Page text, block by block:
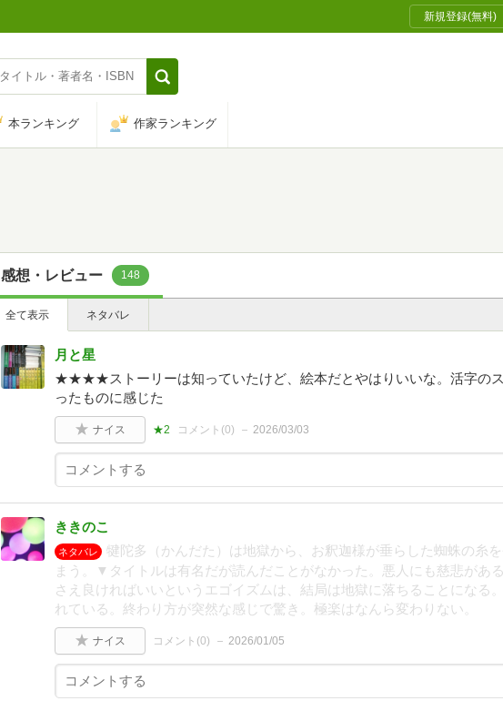
新規登録(無料)
本ランキング 作家ランキング
感想・レビュー 148
全て表示 ネタバレ
月と星
★★★★ストーリーは知っていたけど、絵本だとやはりいいな。活字の
ったものに感じた
ナイス ★2 コメント(0) 2026/03/03
ききのこ
ネタバレ
犍陀多（かんだた）は地獄から、お釈迦様が垂らした蜘蛛の糸を
まう。▼タイトルは有名だが読んだことがなかった。悪人にも慈悲があ
さえ良ければいいというエゴイズムは、結局は地獄に落ちることになる
れている。終わり方が突然な感じで驚き。極楽はなんら変わりない。
ナイス コメント(0) 2026/01/05